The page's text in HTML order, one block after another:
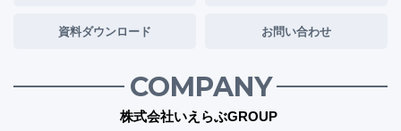
資料ダウンロード お問い合わせ
COMPANY
株式会社いえらぶGROUP